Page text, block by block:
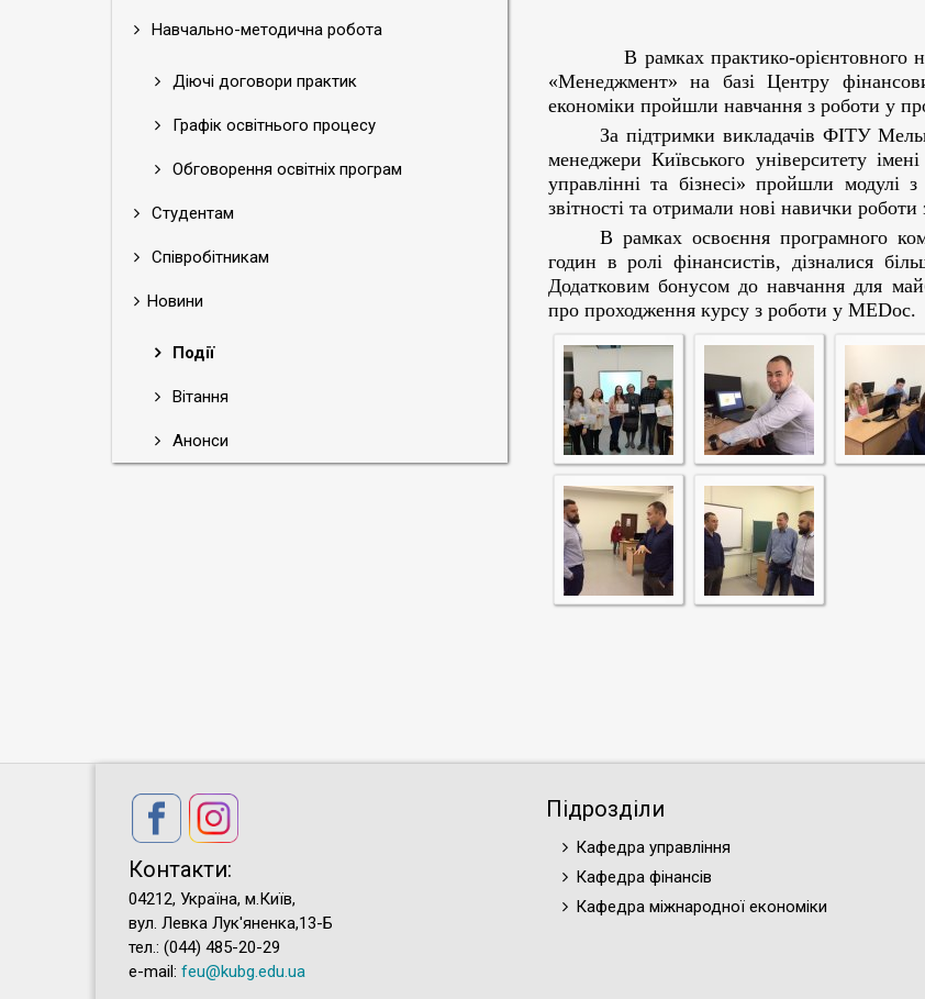
Навчально-методична робота
Діючі договори практик
Графік освітнього процесу
Обговорення освітніх програм
Студентам
Співробітникам
Новини
Події
Вітання
Анонси
В рамках практико-орієнтовного
«Менеджмент» на базі Центру
економіки пройшли навчання з роботи у
За підтримки викладачів ФІТУ
менеджери Київського університету
управлінні та бізнесі» пройшли модулі
звітності та отримали нові навички
В рамках освоєння програмного
годин в ролі фінансистів, дізналися
Додатковим бонусом до навчання для
про проходження курсу з роботи у MEDoc.
Контакти:
04212, Україна, м.Київ,
вул. Левка Лук'яненка,13-Б
тел.: (044) 485-20-29
e-mail: feu@kubg.edu.ua
Підрозділи
Кафедра управління
Кафедра фінансів
Кафедра міжнародної економіки